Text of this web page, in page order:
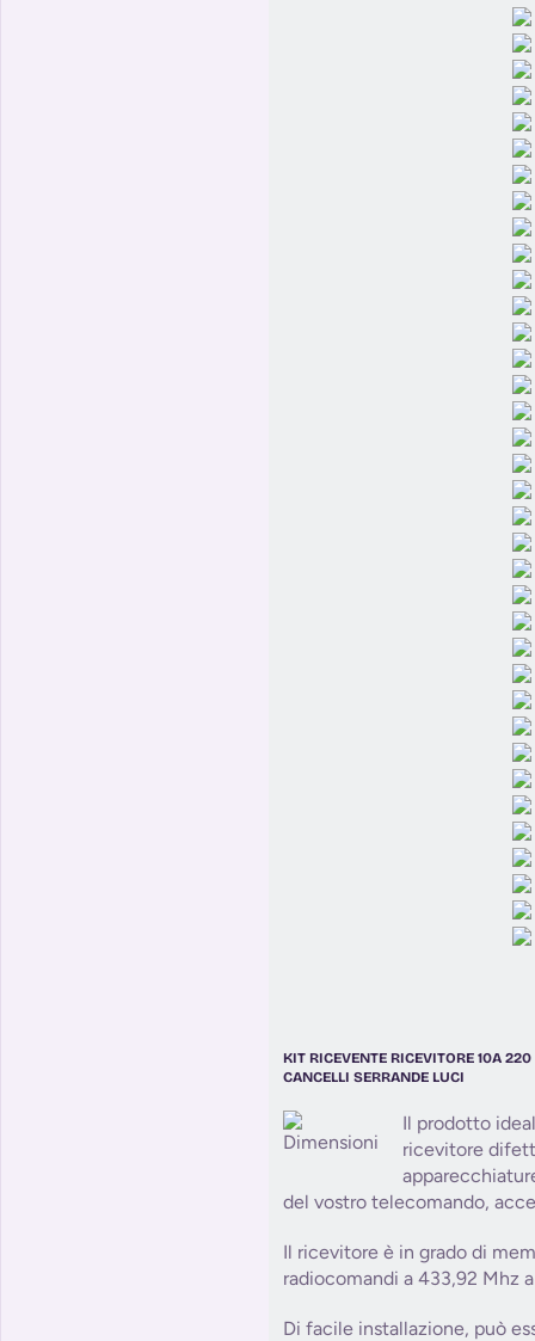
KIT RICEVENTE RICEVITORE 10A
CANCELLI SERRANDE LUCI
Il prodotto
ricevitore
del vostro telecomando,
Il ricevitore è in grado di
radiocomandi a 433,92 Mhz
Di facile installazione, può